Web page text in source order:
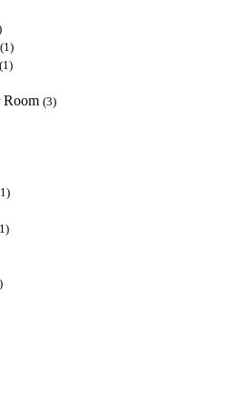
(1)
(1)
Room (3)